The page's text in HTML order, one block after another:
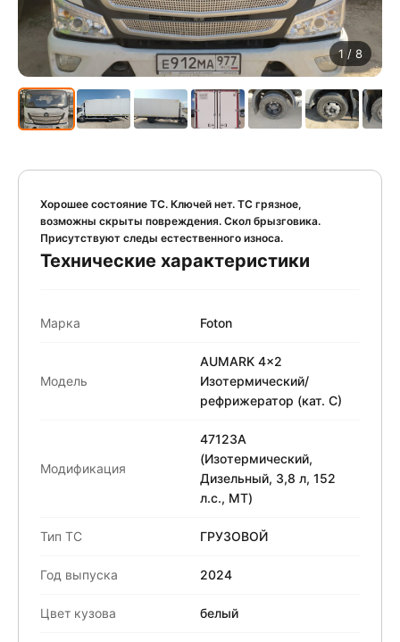
1 / 8
Хорошее состояние ТС. Ключей нет. ТС грязное,
возможны скрыты повреждения. Скол брызговика.
Присутствуют следы естественного износа.
Технические характеристики
Марка Foton
Модель
AUMARK 4x2
Изотермический/
рефрижератор (кат. С)
Модификация
47123A
(Изотермический,
Дизельный, 3,8 л, 152
л.с., МТ)
Тип ТС ГРУЗОВОЙ
Год выпуска 2024
Цвет кузова белый